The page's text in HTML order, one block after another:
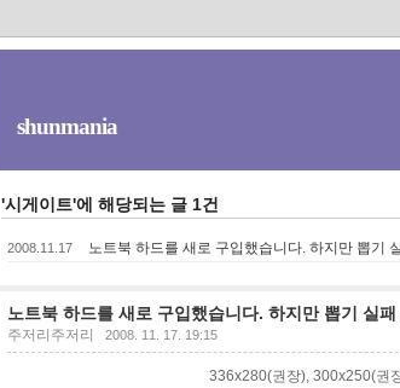
shunmania
'시게이트'에 해당되는 글 1건
2008.11.17 노트북 하드를 새로 구입했습니다. 하지만 뽑기
노트북 하드를 새로 구입했습니다. 하지만 뽑기 실패
주저리주저리 2008. 11. 17. 19:15
336x280(권장), 300x250(권